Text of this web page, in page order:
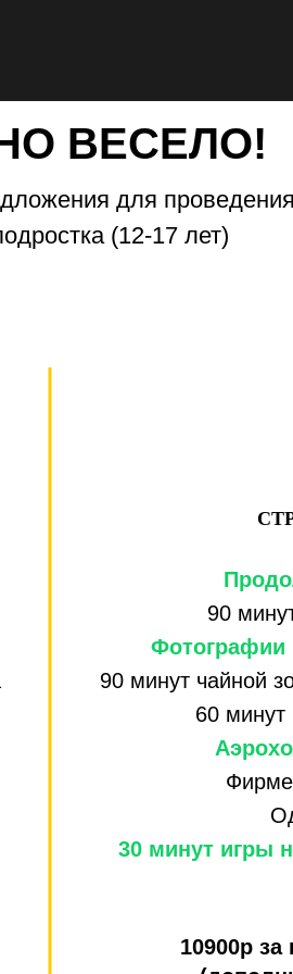
ВЕСЕЛО!
для
(12-17 лет)
90
Фотографии
90 минут чайной
60 минут
30 минут игры
10900р за